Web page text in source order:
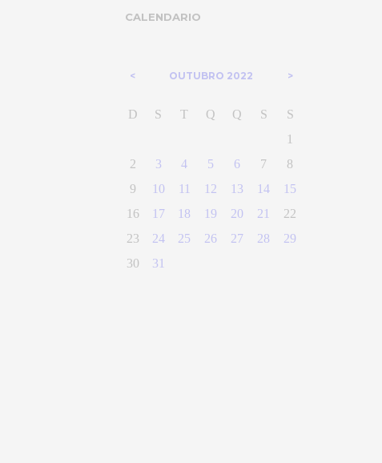
CALENDARIO
OUTUBRO 2022
D S T Q Q S
S
1
2
3 4 5 6 7
8
9
10 11 12 13 14
15
16
17 18 19 20 21
22
23
24 25 26 27 28
29
30
31